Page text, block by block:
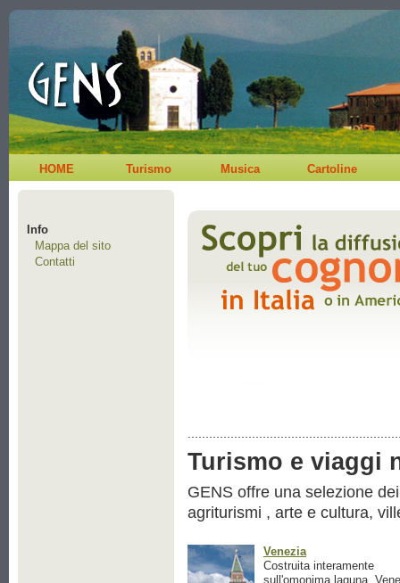
HOME Turismo Musica Cartoline
Info
Mappa del sito
Contatti
Turismo e viaggi
GENS offre una selezione
agriturismi , arte e cultura,
Venezia
Costruita interamente
sull'omonima laguna,